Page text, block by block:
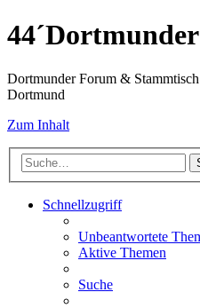
Dortmunder Forum &
Dortmund
Zum Inhalt
Schnellzugriff
Unbeantwortete
Aktive Themen
Suche